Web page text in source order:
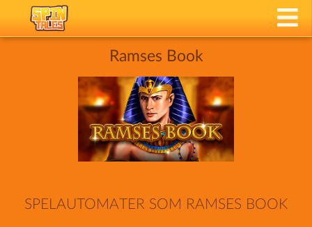
Ramses Book
SPELAUTOMATER SOM RAMSES BOOK